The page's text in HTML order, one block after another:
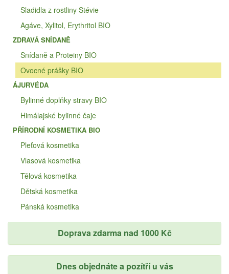
Sladidla z rostliny Stévie
Agáve, Xylitol, Erythritol BIO
ZDRAVÁ SNÍDANĚ
Snídaně a Proteiny BIO
Ovocné prášky BIO
ÁJURVÉDA
Bylinné doplňky stravy BIO
Himálajské bylinné čaje
PŘÍRODNÍ KOSMETIKA BIO
Pleťová kosmetika
Vlasová kosmetika
Tělová kosmetika
Dětská kosmetika
Pánská kosmetika
Doprava zdarma nad 1000 Kč
Dnes objednáte a pozítří u vás